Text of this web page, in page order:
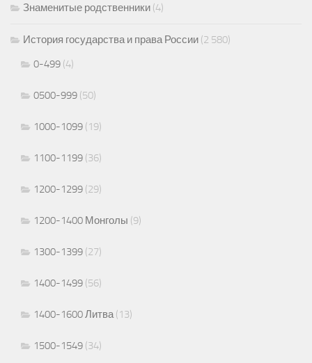
Знаменитые родственники (4)
История государства и права России (2 580)
0-499 (4)
0500-999 (50)
1000-1099 (19)
1100-1199 (36)
1200-1299 (29)
1200-1400 Монголы (9)
1300-1399 (27)
1400-1499 (56)
1400-1600 Литва(13)
1500-1549 (34)